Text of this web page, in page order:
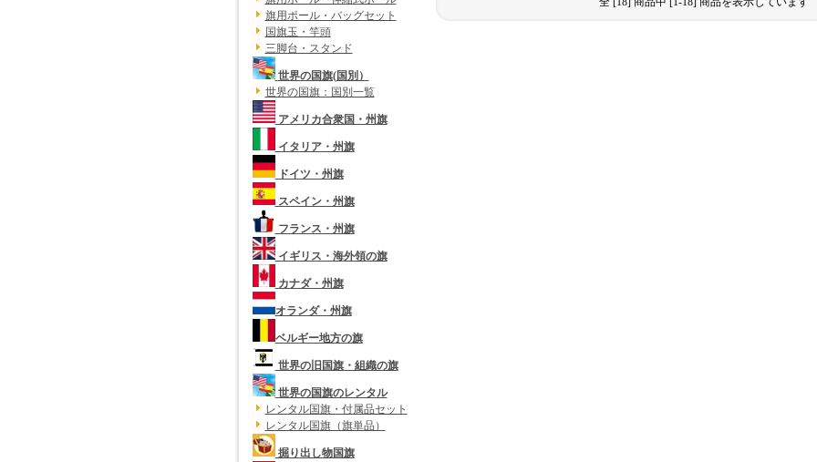
旗用ポール・バッグセット
国旗玉・竿頭
三脚台・スタンド
世界の国旗(国別）
世界の国旗：国別一覧
アメリカ合衆国・州旗
イタリア・州旗
ドイツ・州旗
スペイン・州旗
フランス・州旗
イギリス・海外領の旗
カナダ・州旗
オランダ・州旗
ベルギー地方の旗
世界の旧国旗・組織の旗
世界の国旗のレンタル
レンタル国旗・付属品セット
レンタル国旗（旗単品）
掘り出し物国旗